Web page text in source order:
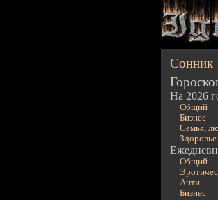
Сонник
На 2026
Общий
Бизнес
Семья,
Здоровье
Общий
Анти
Бизнес